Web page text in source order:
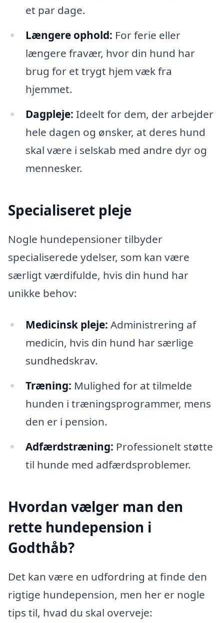
et par dage.
Længere ophold: For ferie eller
længere fravær, hvor din hund har
brug for et trygt hjem væk fra
hjemmet.
Dagpleje: Ideelt for dem, der arbejder
hele dagen og ønsker, at deres hund
skal være i selskab med andre dyr og
mennesker.
Specialiseret pleje
Nogle hundepensioner tilbyder
specialiserede ydelser, som kan være
særligt værdifulde, hvis din hund har
unikke behov:
Medicinsk pleje: Administrering af
medicin, hvis din hund har særlige
sundhedskrav.
Træning: Mulighed for at tilmelde
hunden i træningsprogrammer, mens
den er i pension.
Adfærdstræning: Professionelt støtte
til hunde med adfærdsproblemer.
Hvordan vælger man den
rette hundepension i
Godthåb?
Det kan være en udfordring at finde den
rigtige hundepension, men her er nogle
tips til, hvad du skal overveje: